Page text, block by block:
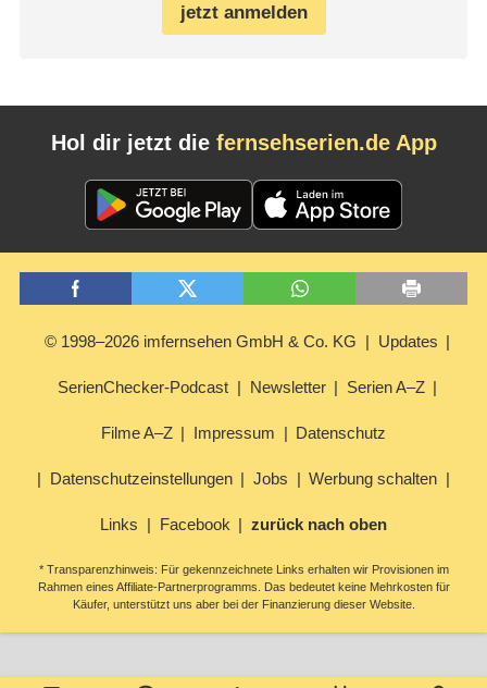
jetzt anmelden
Hol dir jetzt die fernsehserien.de App
© 1998–2026 imfernsehen GmbH & Co. KG Updates
SerienChecker-Podcast Newsletter Serien A–Z
Filme A–Z Impressum Datenschutz
Datenschutzeinstellungen Jobs Werbung schalten
Links Facebook zurück nach oben
* Transparenzhinweis: Für gekennzeichnete Links erhalten wir Provisionen im
Rahmen eines Affiliate-Partnerprogramms. Das bedeutet keine Mehrkosten für
Käufer, unterstützt uns aber bei der Finanzierung dieser Website.